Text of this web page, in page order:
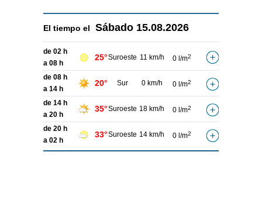
El tiempo el Sábado 15.08.2026
de 02 h
a 08 h
25°Suroeste 11 km/h 0 l/m2
de 08 h
a 14 h
20° Sur 0 km/h 0 l/m2
de 14 h
a 20 h
35°Suroeste 18 km/h 0 l/m2
de 20 h
a 02 h
33°Suroeste 14 km/h 0 l/m2